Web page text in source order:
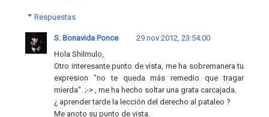
Respuestas
S. Bonavida Ponce
29 nov 2012, 23:54:00
Hola Shilmulo,
Otro interesante punto de vista, me ha sobremanera tu
expresion "no te queda más remedio que tragar
mierda". ;-> , me ha hecho soltar una grata carcajada.
¿ aprender tarde la lección del derecho al pataleo ?
Me anoto su punto de vista.